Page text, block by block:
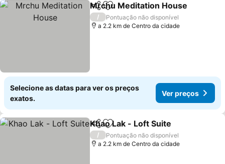
PartilharAdicionar aos favoritos
Mrchu Meditation House
/
Pontuação não disponível
a 2.2 km de Centro da cidade
Selecione as datas para ver os preços
exatos.
Ver preços
PartilharAdicionar aos favoritos
Khao Lak - Loft Suite
/
Pontuação não disponível
a 2.2 km de Centro da cidade